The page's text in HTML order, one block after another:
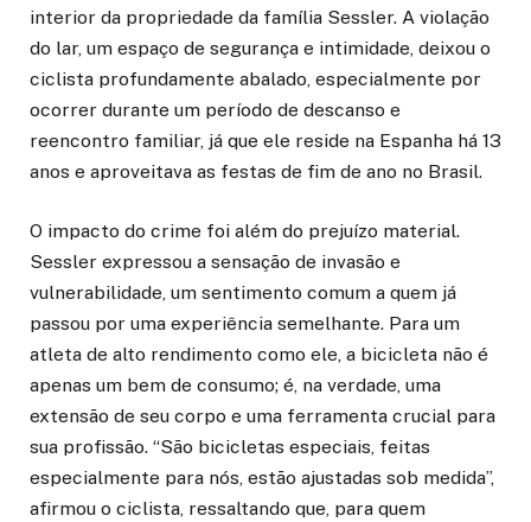
interior da propriedade da família Sessler. A violação
do lar, um espaço de segurança e intimidade, deixou o
ciclista profundamente abalado, especialmente por
ocorrer durante um período de descanso e
reencontro familiar, já que ele reside na Espanha há 13
anos e aproveitava as festas de fim de ano no Brasil.
O impacto do crime foi além do prejuízo material.
Sessler expressou a sensação de invasão e
vulnerabilidade, um sentimento comum a quem já
passou por uma experiência semelhante. Para um
atleta de alto rendimento como ele, a bicicleta não é
apenas um bem de consumo; é, na verdade, uma
extensão de seu corpo e uma ferramenta crucial para
sua profissão. “São bicicletas especiais, feitas
especialmente para nós, estão ajustadas sob medida”,
afirmou o ciclista, ressaltando que, para quem